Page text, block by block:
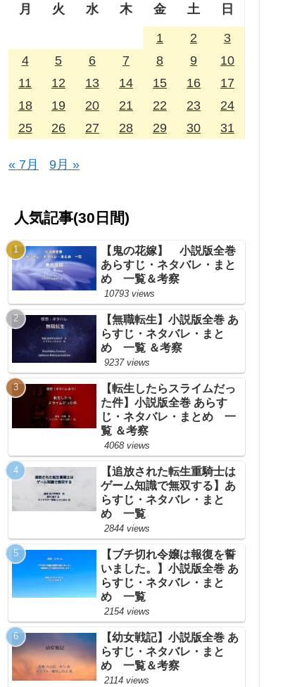
月 火 水 木 金 土 日
1 2
3
4
5 6 7 8 9
10
11
12 13 14 15 16
17
18
19 20 21 22 23
24
25
26 27 28 29 30 31
« 7月 9月 »
人気記事(30日間)
【鬼の花嫁】 小説版全巻
あらすじ・ネタバレ・まと
め 一覧＆考察
10793 views
【無職転生】小説版全巻 あ
らすじ・ネタバレ・まと
め 一覧 ＆考察
9237 views
【転生したらスライムだっ
た件】小説版全巻 あらす
じ・ネタバレ・まとめ 一
覧 ＆考察
4068 views
【追放された転生重騎士は
ゲーム知識で無双する】あ
らすじ・ネタバレ・まと
め 一覧
2844 views
【ブチ切れ令嬢は報復を誓
いました。】小説版全巻 あ
らすじ・ネタバレ・まと
め 一覧
2154 views
【幼女戦記】小説版全巻 あ
らすじ・ネタバレ・まと
め 一覧＆考察
2114 views